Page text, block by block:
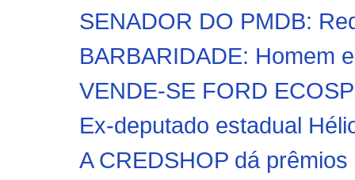
SENADOR DO PMDB:
BARBARIDADE: Homem
VENDE-SE FORD
Ex-deputado estadual
A CREDSHOP dá